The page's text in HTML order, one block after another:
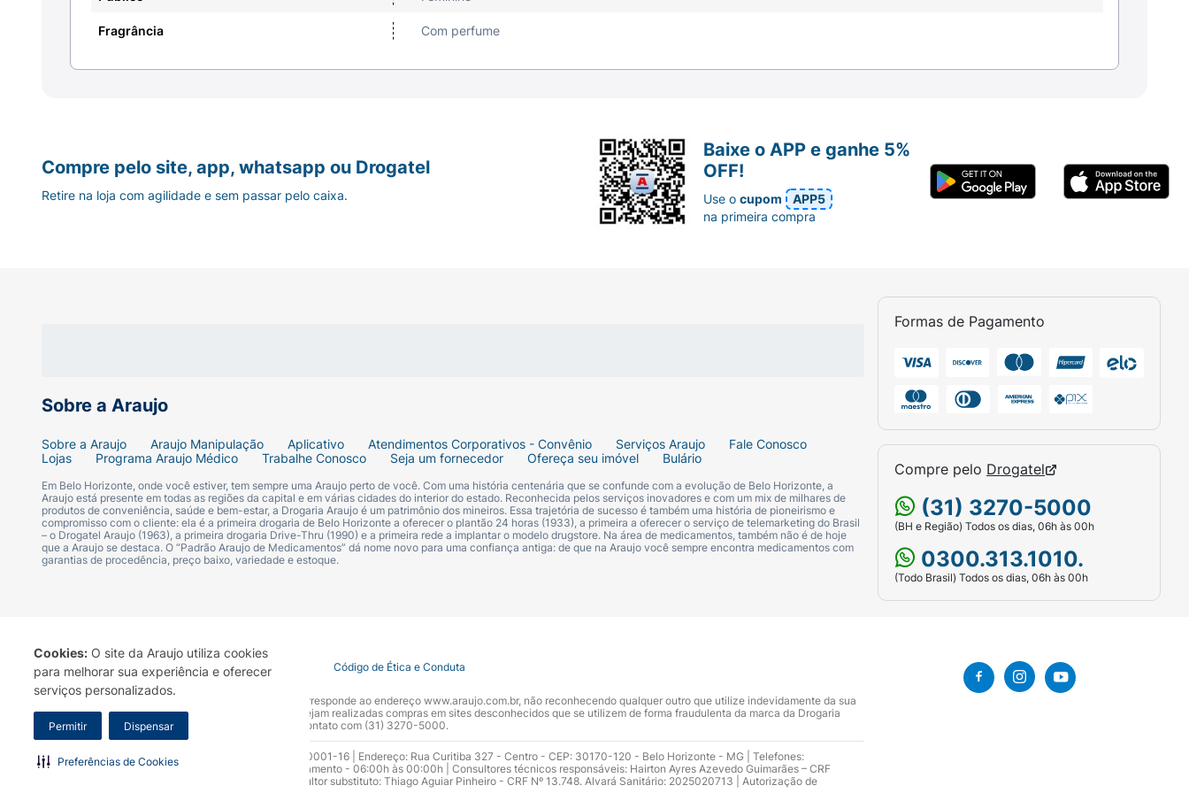
Cookies: O site da Araujo utiliza cookies
para melhorar sua experiência e oferecer
serviços personalizados.
Permitir Dispensar
Preferências de Cookies
Fragrância Com perfume
Sobre a Araujo
Sobre a Araujo Araujo Manipulação Aplicativo Atendimentos Corporativos - Convênio Serviços Araujo
Fale Conosco
Lojas
Programa Araujo Médico Trabalhe Conosco Seja um fornecedor Ofereça seu imóvel Bulário
Em Belo Horizonte, onde você estiver, tem sempre uma Araujo perto de você. Com uma história centenária que se confunde com a evolução de Belo Horizonte, a
Araujo está presente em todas as regiões da capital e em várias cidades do interior do estado. Reconhecida pelos serviços inovadores e com um mix de milhares de
produtos de conveniência, saúde e bem-estar, a Drogaria Araujo é um patrimônio dos mineiros. Essa trajetória de sucesso é também uma história de pioneirismo e
compromisso com o cliente: ela é a primeira drogaria de Belo Horizonte a oferecer o plantão 24 horas (1933), a primeira a oferecer o serviço de telemarketing do Brasil
– o Drogatel Araujo (1963), a primeira drogaria Drive-Thru (1990) e a primeira rede a implantar o modelo drugstore. Na área de medicamentos, também não é de hoje
que a Araujo se destaca. O “Padrão Araujo de Medicamentos” dá nome novo para uma confiança antiga: de que na Araujo você sempre encontra medicamentos com
garantias de procedência, preço baixo, variedade e estoque.
Formas de Pagamento
Compre pelo Drogatel
(31) 3270-5000
(BH e Região) Todos os dias, 06h às 00h
0300.313.1010.
(Todo Brasil) Todos os dias, 06h às 00h
Compre pelo site, app, whatsapp ou Drogatel
Retire na loja com agilidade e sem passar pelo caixa.
Baixe o APP e ganhe 5%
OFF!
Use ocupom
APP5
na primeira compra
Termo de Uso Portal da Privacidade Covid-19 Código de Ética e Conduta
A Drogaria Araujo S/A informa que o seu site oficial corresponde ao endereço www.araujo.com.br, não reconhecendo qualquer outro que utilize indevidamente da sua
marca. Para sua segurança recomendamos que não sejam realizadas compras em sites desconhecidos que se utilizem de forma fraudulenta da marca da Drogaria
Araujo S.A. Em caso de dúvidas, gentileza entrar em contato com (31) 3270-5000.
Razão Social: Drogaria Araujo S.A | CNPJ: 17.256.512.0001-16 | Endereço: Rua Curitiba 327 - Centro - CEP: 30170-120 - Belo Horizonte - MG | Telefones:
0300.313.1010 e (31) 3270-5000 Horário de funcionamento - 06:00h às 00:00h | Consultores técnicos responsáveis: Hairton Ayres Azevedo Guimarães – CRF
10.965 | Yasmin Silva Alvarenga – CRF 52.584 - Consultor substituto: Thiago Aguiar Pinheiro - CRF Nº 13.748. Alvará Sanitário: 2025020713 | Autorização de